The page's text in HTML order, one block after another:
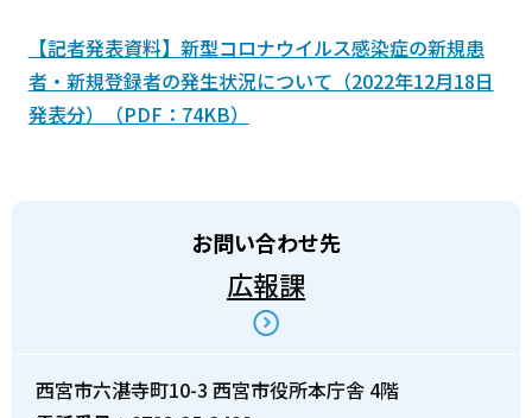
【記者発表資料】新型コロナウイルス感染症の新規患
者・新規登録者の発生状況について（2022年12月18日
発表分）（PDF：74KB）
お問い合わせ先
広報課
西宮市六湛寺町10-3 西宮市役所本庁舎 4階